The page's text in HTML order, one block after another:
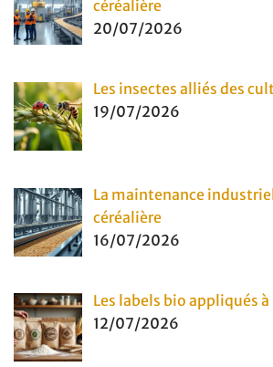
céréalière
20/07/2026
Les insectes alliés des
19/07/2026
La maintenance
céréalière
16/07/2026
Les labels bio appliqués
12/07/2026